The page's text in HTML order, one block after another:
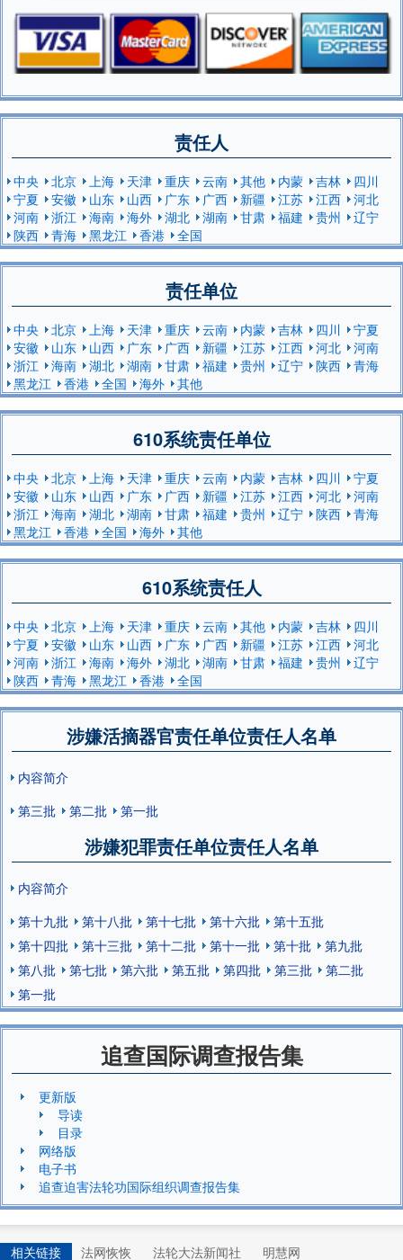
责任人
中央 北京 上海 天津 重庆 云南 其他 内蒙 吉林
四川
宁夏
安徽 山东 山西 广东 广西 新疆 江苏 江西
河北
河南
浙江 海南 海外 湖北 湖南 甘肃 福建 贵州
辽宁
陕西
青海 黑龙江 香港 全国
责任单位
中央 北京 上海 天津 重庆 云南 内蒙 吉林 四川
宁夏
安徽
山东 山西 广东 广西 新疆 江苏 江西 河北
河南
浙江
海南 湖北 湖南 甘肃 福建 贵州 辽宁 陕西
青海
黑龙江
香港 全国 海外 其他
610系统责任单位
中央 北京 上海 天津 重庆 云南 内蒙 吉林 四川
宁夏
安徽
山东 山西 广东 广西 新疆 江苏 江西 河北
河南
浙江
海南 湖北 湖南 甘肃 福建 贵州 辽宁 陕西
青海
黑龙江
香港 全国 海外 其他
610系统责任人
中央 北京 上海 天津 重庆 云南 其他 内蒙 吉林
四川
宁夏
安徽 山东 山西 广东 广西 新疆 江苏 江西
河北
河南
浙江 海南 海外 湖北 湖南 甘肃 福建 贵州
辽宁
陕西
青海 黑龙江 香港 全国
涉嫌活摘器官责任单位责任人名单
内容简介
第三批
第二批 第一批
涉嫌犯罪责任单位责任人名单
内容简介
第十九批
第十八批 第十七批 第十六批
第十五批
第十四批
第十三批 第十二批 第十一批 第十批
第九批
第八批
第七批 第六批 第五批 第四批 第三批
第二批
第一批
追查国际调查报告集
更新版
导读
目录
网络版
电子书
追查迫害法轮功国际组织调查报告集
相关链接 法网恢恢 法轮大法新闻社 明慧网